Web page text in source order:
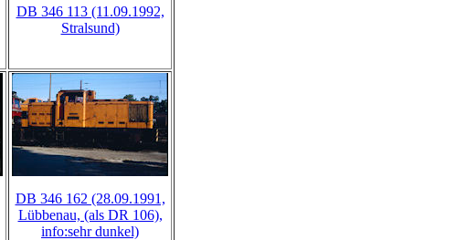
DB 346 113 (11.09.1992,
Stralsund)
DB 346 162 (28.09.1991,
Lübbenau, (als DR 106),
info:sehr dunkel)